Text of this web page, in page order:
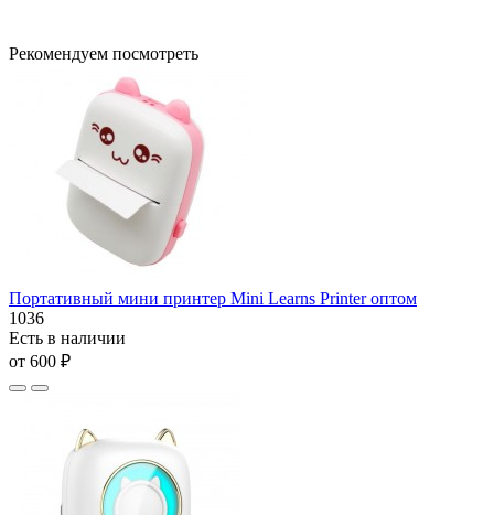
Рекомендуем посмотреть
Портативный мини принтер Mini Learns Printer оптом
1036
Есть в наличии
от 600 ₽